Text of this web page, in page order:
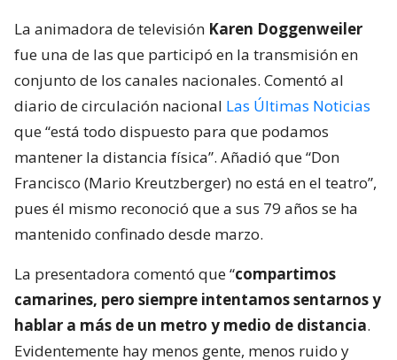
La animadora de televisión Karen Doggenweiler
fue una de las que participó en la transmisión en
conjunto de los canales nacionales. Comentó al
diario de circulación nacional Las Últimas Noticias
que “está todo dispuesto para que podamos
mantener la distancia física”. Añadió que “Don
Francisco (Mario Kreutzberger) no está en el teatro”,
pues él mismo reconoció que a sus 79 años se ha
mantenido confinado desde marzo.
La presentadora comentó que “compartimos
camarines, pero siempre intentamos sentarnos y
hablar a más de un metro y medio de distancia.
Evidentemente hay menos gente, menos ruido y